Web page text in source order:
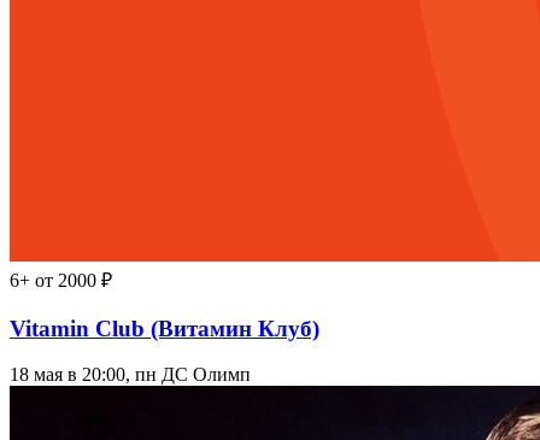
6+ от 2000 ₽
Vitamin Club (Витамин Клуб)
18 мая в 20:00, пн ДС Олимп